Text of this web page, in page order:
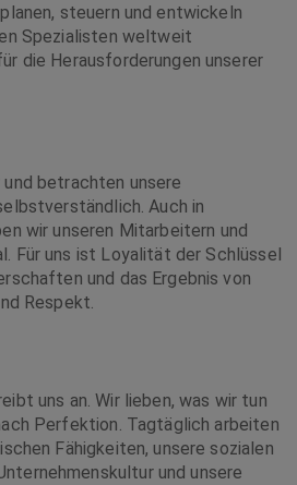
steuern und entwickeln
Spezialisten weltweit
die Herausforderungen unserer
betrachten unsere
Auch in
wir unseren Mitarbeitern und
Für uns ist Loyalität der Schlüssel
und das Ergebnis von
Respekt.
uns an. Wir lieben, was wir tun
Perfektion. Tagtäglich arbeiten
Fähigkeiten, unsere sozialen
und unsere